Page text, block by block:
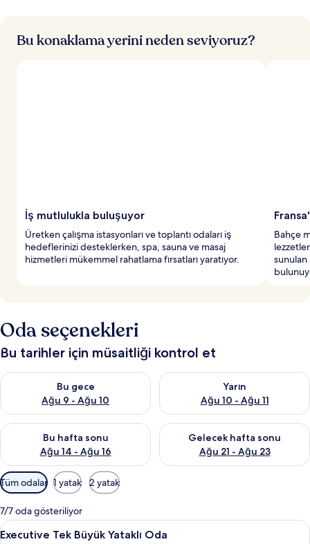
k
e
r
d
Bu konaklama yerini neden seviyoruz?
İş mutlulukla buluşuyor
Üretken çalışma istasyonları ve toplantı odaları iş
hedeflerinizi desteklerken, spa, sauna ve masaj
hizmetleri mükemmel rahatlama fırsatları yaratıyor.
Bahçe
sunulan
Oda seçenekleri
Bu tarihler için müsaitliği kontrol et
Bu gece
Ağu 9 - Ağu 10
Bu gece için müsaitliği kontrol et Ağu 9 - Ağu 10
Yarın
Ağu 10 - Ağu 11
Yarın için müsaitliği kontrol et
Bu hafta sonu
Ağu 14 - Ağu 16
Bu hafta sonu için müsaitliği kontrol et Ağu 14 - Ağu 16
Gelecek hafta sonu
Ağu 21 - Ağu 23
Önümüzdeki hafta sonu için
Odalar
için
mevcut
filtreler
Tüm odalar 1 yatak 2 yatak
7/7 oda gösteriliyor
Executive
Executive Tek Büyük Yataklı Oda |
2
Executive Tek Büyük Yataklı Oda